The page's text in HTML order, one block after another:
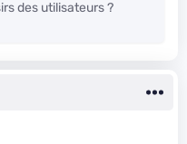
des utilisateurs ?